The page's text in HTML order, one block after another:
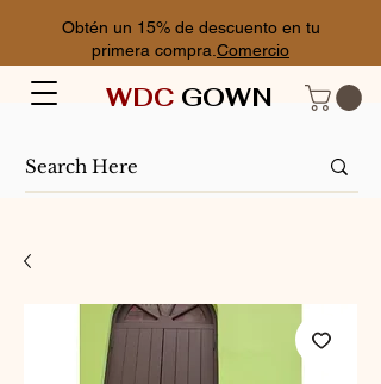
Obtén un 15% de descuento en tu
primera compra. Comercio
WDC GOWN